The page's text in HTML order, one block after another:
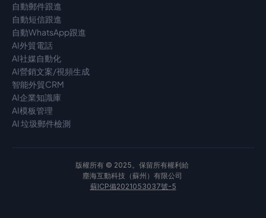
自動郵件跟進
自動短信跟進
自動WhatsApp跟進
AI外貿電話
AI社媒自動化
AI營銷文案/視頻生成
智能外貿CRM
AI企業知識庫
AI模板管理
AI 垃圾郵件檢測
版權所有 © 2025。保留所有權利給
塵海互動科技（蘇州）有限公司
蘇ICP備2021053037號-5